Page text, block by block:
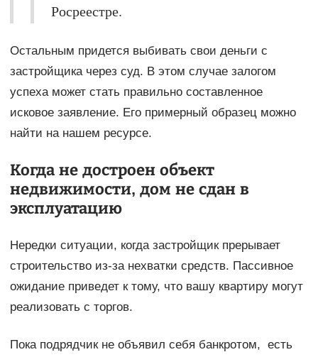
Росреестре.
Остальным придется выбивать свои деньги с
застройщика через суд. В этом случае залогом
успеха может стать правильно составленное
исковое заявление. Его примерный образец можно
найти на нашем ресурсе.
Когда не достроен объект
недвижимости, дом не сдан в
эксплуатацию
Нередки ситуации, когда застройщик прерывает
строительство из-за нехватки средств. Пассивное
ожидание приведет к тому, что вашу квартиру могут
реализовать с торгов.
Пока подрядчик не объявил себя банкротом, есть